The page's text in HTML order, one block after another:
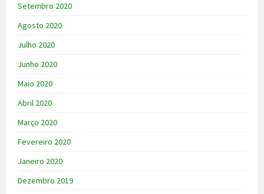
Setembro 2020
Agosto 2020
Julho 2020
Junho 2020
Maio 2020
Abril 2020
Março 2020
Fevereiro 2020
Janeiro 2020
Dezembro 2019